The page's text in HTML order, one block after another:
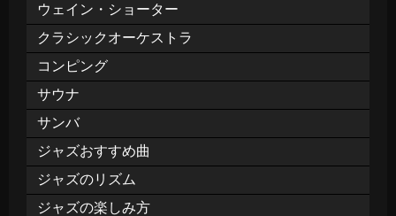
ウェイン・ショーター
クラシックオーケストラ
コンピング
サウナ
サンバ
ジャズおすすめ曲
ジャズのリズム
ジャズの楽しみ方